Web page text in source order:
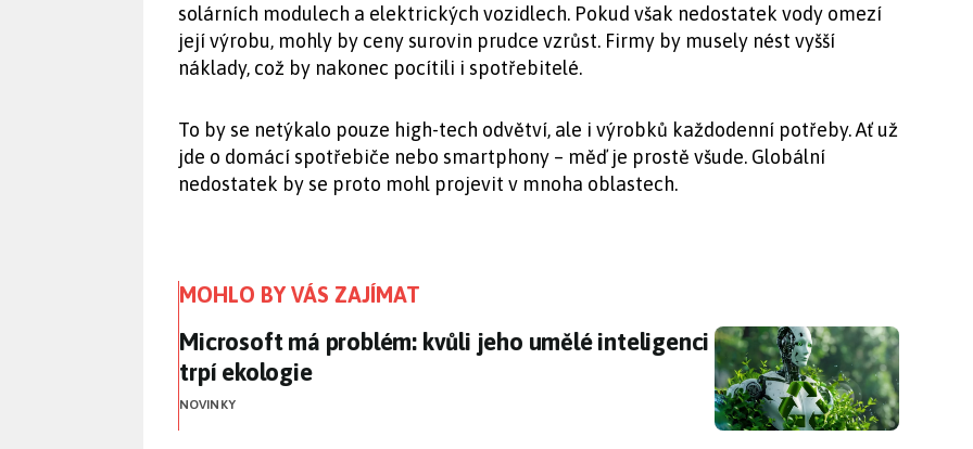
solárních modulech a elektrických vozidlech. Pokud však nedostatek vody omezí
její výrobu, mohly by ceny surovin prudce vzrůst. Firmy by musely nést vyšší
náklady, což by nakonec pocítili i spotřebitelé.
To by se netýkalo pouze high-tech odvětví, ale i výrobků každodenní potřeby. Ať už
jde o domácí spotřebiče nebo smartphony – měď je prostě všude. Globální
nedostatek by se proto mohl projevit v mnoha oblastech.
MOHLO BY VÁS ZAJÍMAT
Microsoft má problém: kvůli jeho umělé inteligenci trpí ekologie
Microsoft má problém: kvůli jeho umělé inteligenci
trpí ekologie
NOVINKY